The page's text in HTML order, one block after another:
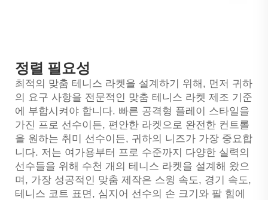
정렬 필요성
최적의 맞춤 테니스 라켓을 설계하기 위해, 먼저 귀하
의 요구 사항을 전문적인 맞춤 테니스 라켓 제조 기준
에 부합시켜야 합니다. 빠른 공격형 플레이 스타일을
가진 프로 선수이든, 편안한 라켓으로 완전한 컨트롤
을 원하는 취미 선수이든, 귀하의 니즈가 가장 중요합
니다. 저는 여가용부터 프로 수준까지 다양한 실력의
선수들을 위해 수천 개의 테니스 라켓을 설계해 왔으
며, 가장 성공적인 맞춤 제작은 스윙 속도, 경기 속도,
테니스 코트 표면, 심지어 선수의 손 크기와 팔 힘에